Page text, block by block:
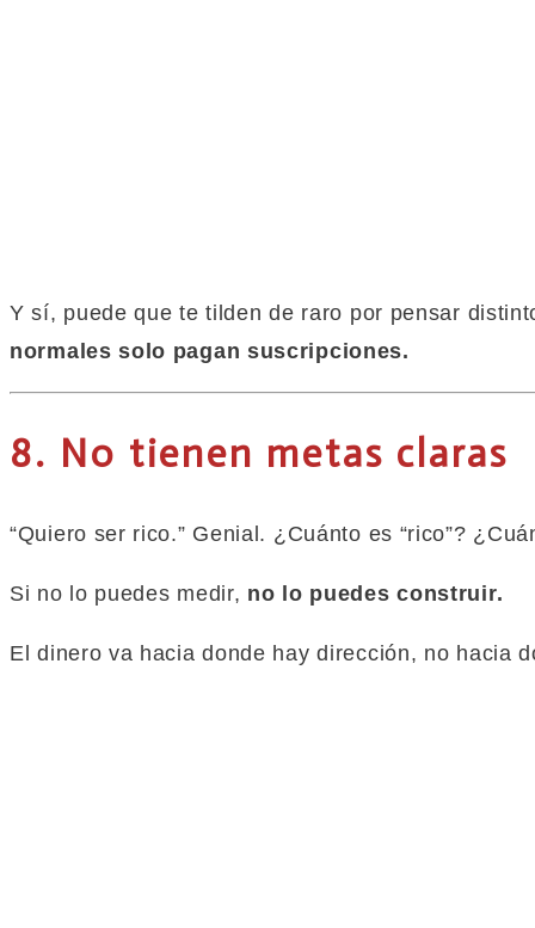
Y sí, puedeque te tilden de raro por pensar
normales solo pagan suscripciones.
8. No tienen metas claras
“Quiero ser rico.” Genial. ¿Cuánto es “rico”?
Si no lo puedes medir, no lo puedes construir.
El dinero va hacia donde hay dirección, no hacia